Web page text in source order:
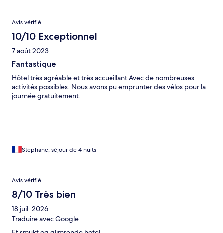
Avis vérifié
10/10 Exceptionnel
7 août 2023
Fantastique
Hôtel très agréable et très accueillant Avec de nombreuses
activités possibles. Nous avons pu emprunter des vélos pour la
journée gratuitement.
Stéphane, séjour de 4 nuits
Avis vérifié
8/10 Très bien
18 juil. 2026
Traduire avec Google